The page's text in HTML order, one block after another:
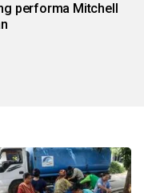
performa Mitchell